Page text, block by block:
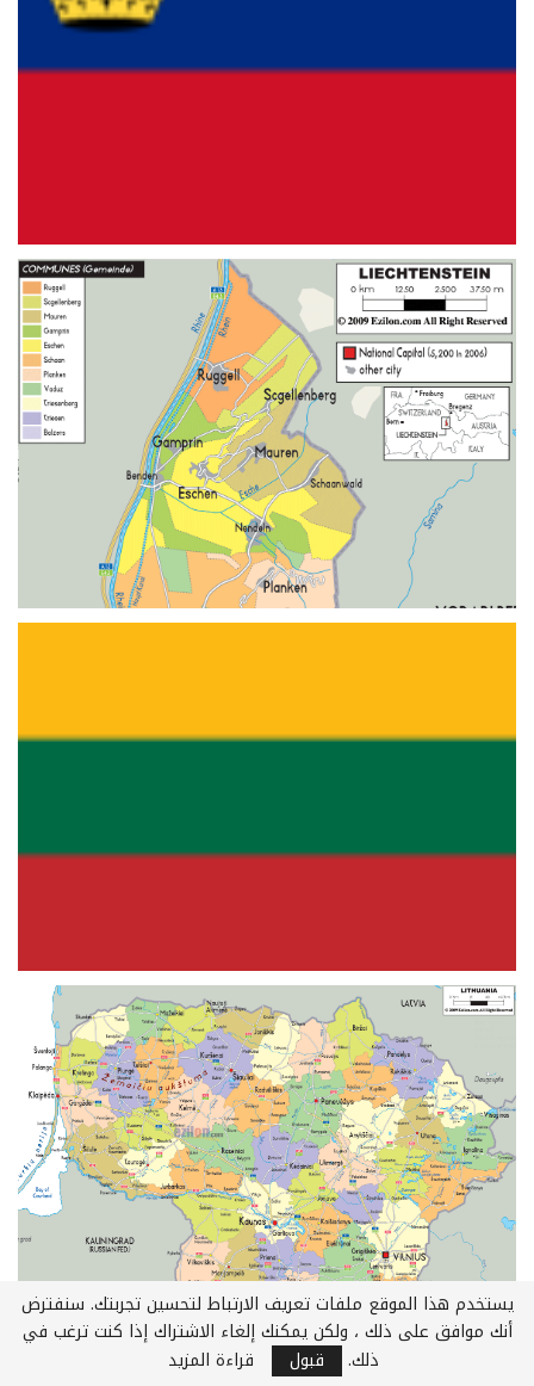
يستخدم هذا الموقع ملفات تعريف الارتباط لتحسين تجربتك. سنفترض
أنك موافق على ذلك ، ولكن يمكنك إلغاء الاشتراك إذا كنت ترغب في
ذلك.
قبول قراءة المزيد